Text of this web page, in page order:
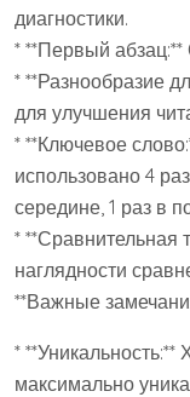
диагностики.
* **Первый
* **Разнообразие
для улучшения
* **Ключевое
использовано 4
середине, 1 раз в
* **Сравнительная
наглядности
**Важные
*
максимально